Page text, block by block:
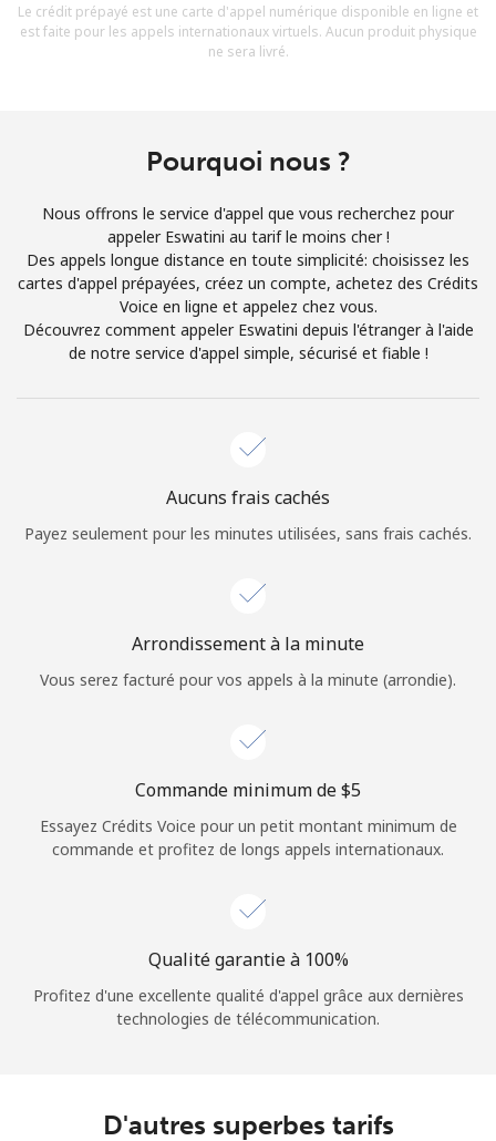
En créant un compte sur ce site, j'accepte les présentes
Conditions générales.
Bonjour!
Identifiez-vous ouINSCRIVEZ-VOUS →
Login
ou
Continue avec
Le crédit prépayé est une carte d'appel numérique disponible en ligne et
est faite pour les appels internationaux virtuels. Aucun produit physique
ne sera livré.
Pourquoi nous ?
Nous offrons le service d'appel que vous recherchez pour
appeler Eswatini au tarif le moins cher !
Des appels longue distance en toute simplicité: choisissez les
cartes d'appel prépayées, créez un compte, achetez des Crédits
Voice en ligne et appelez chez vous.
Découvrez comment appeler Eswatini depuis l'étranger à l'aide
de notre service d'appel simple, sécurisé et fiable !
Aucuns frais cachés
Payez seulement pour les minutes utilisées, sans frais cachés.
Arrondissement à la minute
Vous serez facturé pour vos appels à la minute (arrondie).
Commande minimum de ⁦$5⁩
Essayez Crédits Voice pour un petit montant minimum de
commande et profitez de longs appels internationaux.
Qualité garantie à 100%
Profitez d'une excellente qualité d'appel grâce aux dernières
technologies de télécommunication.
D'autres superbes tarifs